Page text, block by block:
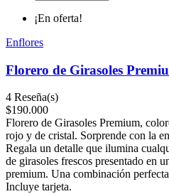
¡En oferta!
Enflores
Florero de Girasoles
4 Reseña(s)
$190.000
Florero de Girasoles Premium,
rojo y de cristal. Sorprende con la
Regala un detalle que ilumina
de girasoles frescos presentado en
premium. Una combinación
Incluye tarjeta.